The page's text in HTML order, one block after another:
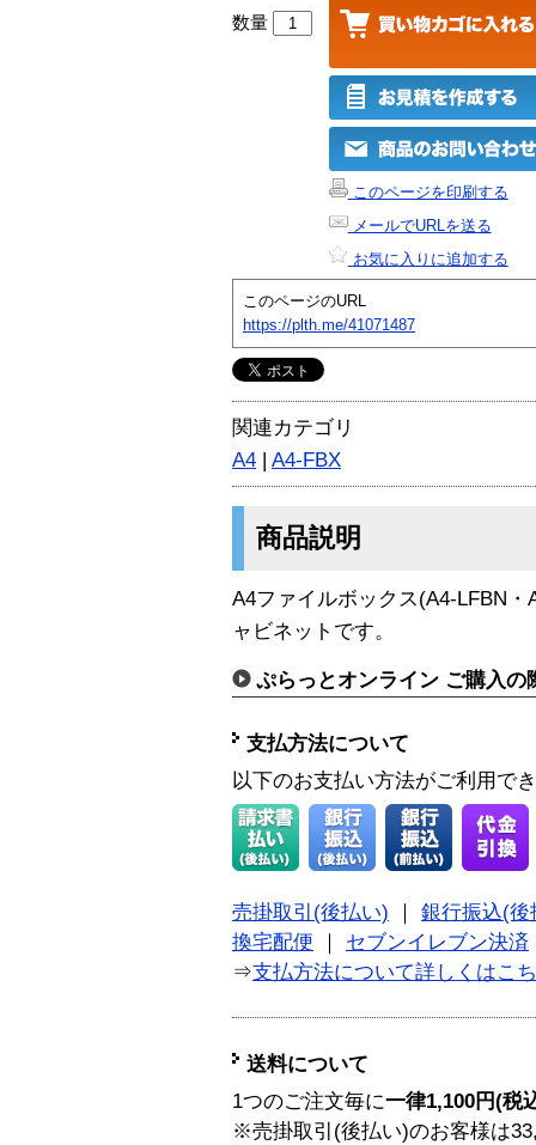
数量
このページを印刷する
メールでURLを送る
お気に入りに追加する
このページのURL
https://plth.me/41071487
関連カテゴリ
A4 | A4-FBX
商品説明
A4ファイルボックス(A4-LFBN
ャビネットです。
ぷらっとオンライン ご購入の
支払方法について
以下のお支払い方法がご利用で
売掛取引(後払い)
銀行振込(後
換宅配便
セブンイレブン決済
⇒支払方法について詳しくはこ
送料について
1つのご注文毎に一律1,100円(税
※売掛取引(後払い)のお客様は